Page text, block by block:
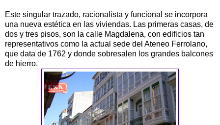
Este singular trazado, racionalista y funcional se incorpora
una nueva estética en las viviendas. Las primeras casas, de
dos y tres pisos, son la calle Magdalena, con edificios tan
representativos como la actual sede del Ateneo Ferrolano,
que data de 1762 y donde sobresalen los grandes balcones
de hierro.